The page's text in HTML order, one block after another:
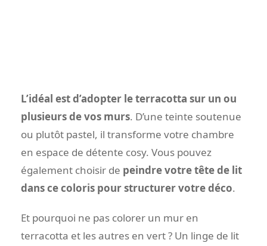
L’idéal est d’adopter le terracotta sur un ou
plusieurs de vos murs. D’une teinte soutenue
ou plutôt pastel, il transforme votre chambre
en espace de détente cosy. Vous pouvez
également choisir de peindre votre tête de lit
dans ce coloris pour structurer votre déco.
Et pourquoi ne pas colorer un mur en
terracotta et les autres en vert ? Un linge de lit